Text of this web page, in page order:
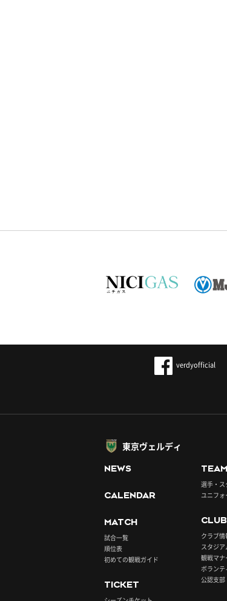
verdyofficial
東京ヴェルディ
NEWS
CALENDAR
MATCH
試合一覧
順位表
初めての観戦ガイド
TICKET
TEAM
選手・ス
ユニフ
クラブ情
スタジア
観戦マナ
ボランテ
公認支部